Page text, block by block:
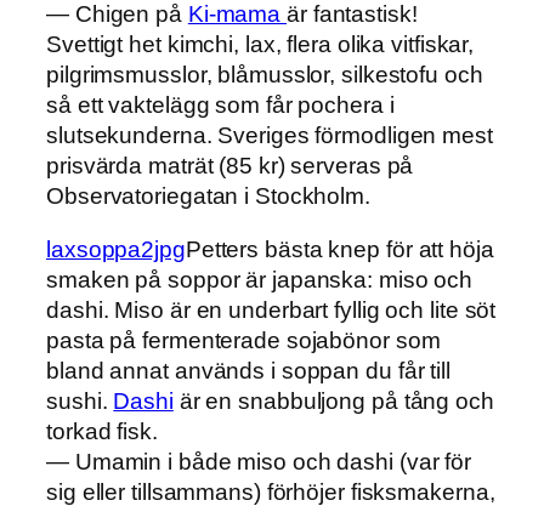
— Chigen på Ki-mamaär fantastisk!
Svettigt het kimchi, lax, flera olika vitfiskar,
pilgrimsmusslor, blåmusslor, silkestofu och
så ett vaktelägg som får pochera i
slutsekunderna. Sveriges förmodligen mest
prisvärda maträt (85 kr) serveras på
Observatoriegatan i Stockholm.
laxsoppa2jpgPetters bästa knep för att höja
smaken på soppor är japanska: miso och
dashi. Miso är en underbart fyllig och lite söt
pasta på fermenterade sojabönor som
bland annat används i soppan du får till
sushi. Dashi är en snabbuljong på tång och
torkad fisk.
— Umamin i både miso och dashi (var för
sig eller tillsammans) förhöjer fisksmakerna,